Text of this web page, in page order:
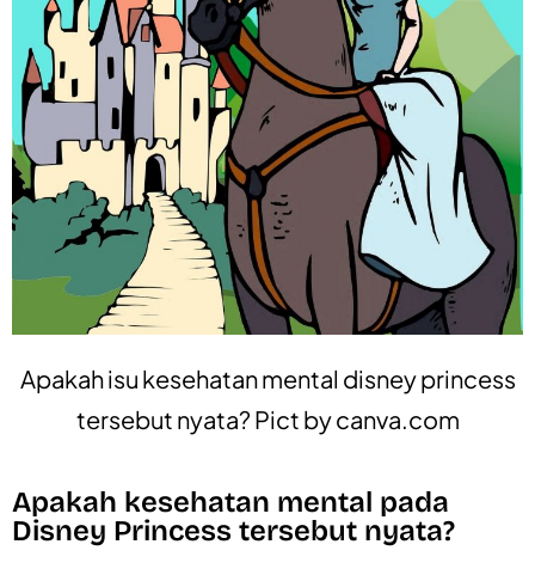
Apakah isu kesehatan mental disney princess
tersebut nyata? Pict bycanva.com
Apakah kesehatan mental pada
Disney Princess tersebut nyata?